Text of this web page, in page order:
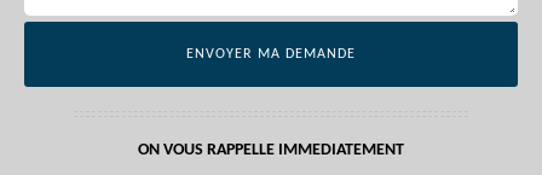
ON VOUS RAPPELLE IMMEDIATEMENT